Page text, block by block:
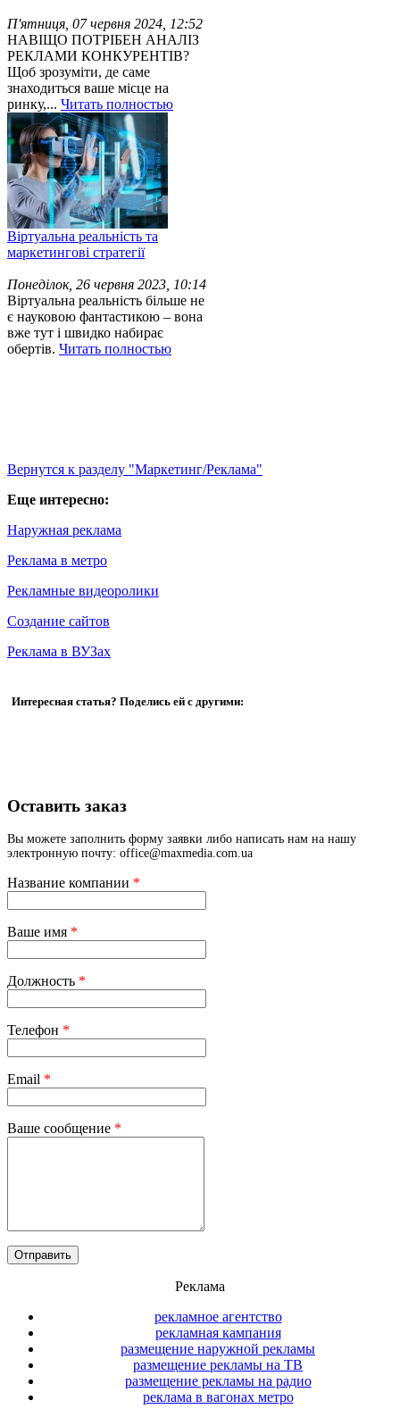
П'ятниця, 07 червня 2024, 12:52
НАВІЩО ПОТРІБЕН АНАЛІЗ
РЕКЛАМИ КОНКУРЕНТІВ?
Щоб зрозуміти, де саме
знаходиться ваше місце на
ринку,... Читать полностью
Віртуальна реальність та
маркетингові стратегії
Понеділок, 26 червня 2023, 10:14
Віртуальна реальність більше не
є науковою фантастикою – вона
вже тут і швидко набирає
обертів. Читать полностью
Вернутся к разделу "Маркетинг/Реклама"
Еще интересно:
Наружная реклама
Реклама в метро
Рекламные видеоролики
Создание сайтов
Реклама в ВУЗах
Интересная статья? Поделись ей с другими:
Оставить заказ
Вы можете заполнить форму заявки либо написать нам на нашу
электронную почту: office@maxmedia.com.ua
Название компании *
Ваше имя *
Должность *
Телефон *
Email *
Ваше сообщение *
Реклама
рекламное агентство
рекламная кампания
размещение наружной рекламы
размещение рекламы на ТВ
размещение рекламы на радио
реклама в вагонах метро